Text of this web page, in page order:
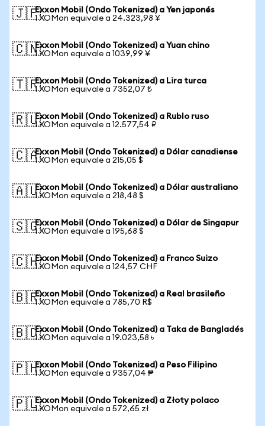
🇯🇵Exxon Mobil (Ondo Tokenized) a Yen japonés
1 XOMon equivale a 24.323,98 ¥
🇨🇳Exxon Mobil (Ondo Tokenized) a Yuan chino
1 XOMon equivale a 1039,99 ¥
🇹🇷Exxon Mobil (Ondo Tokenized) a Lira turca
1 XOMon equivale a 7352,07 ₺
🇷🇺Exxon Mobil (Ondo Tokenized) a Rublo ruso
1 XOMon equivale a 12.577,54 ₽
🇨🇦Exxon Mobil (Ondo Tokenized) a Dólar canadiense
1 XOMon equivale a 215,05 $
🇦🇺Exxon Mobil (Ondo Tokenized) a Dólar australiano
1 XOMon equivale a 218,48 $
🇸🇬Exxon Mobil (Ondo Tokenized) a Dólar de Singapur
1 XOMon equivale a 195,68 $
🇨🇭Exxon Mobil (Ondo Tokenized) a Franco Suizo
1 XOMon equivale a 124,57 CHF
🇧🇷Exxon Mobil (Ondo Tokenized) a Real brasileño
1 XOMon equivale a 785,70 R$
🇧🇩Exxon Mobil (Ondo Tokenized) a Taka de Bangladés
1 XOMon equivale a 19.023,58 ৳
🇵🇭Exxon Mobil (Ondo Tokenized) a Peso Filipino
1 XOMon equivale a 9357,04 ₱
🇵🇱Exxon Mobil (Ondo Tokenized) a Złoty polaco
1 XOMon equivale a 572,65 zł